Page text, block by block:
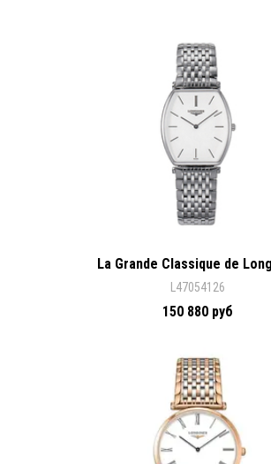
La Grande Classique de
L47054126
150 880 руб